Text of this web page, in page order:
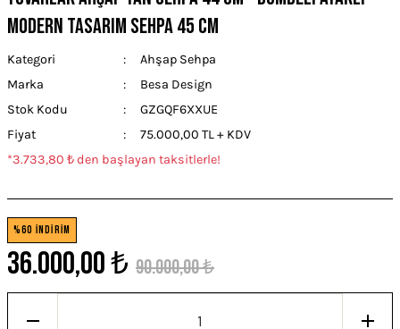
Modern Tasarım Sehpa 45 cm
Kategori
Ahşap Sehpa
Marka
Besa Design
Stok Kodu
GZGQF6XXUE
Fiyat
75.000,00 TL + KDV
*3.733,80 ₺ den başlayan taksitlerle!
%60 İNDİRİM
36.000,00 ₺ 90.000,00 ₺